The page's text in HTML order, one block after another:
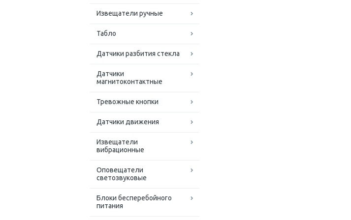
Извещатели ручные
Табло
Датчики разбития стекла
Датчики
магнитоконтактные
Тревожные кнопки
Датчики движения
Извещатели
вибрационные
Оповещатели
светозвуковые
Блоки бесперебойного
питания